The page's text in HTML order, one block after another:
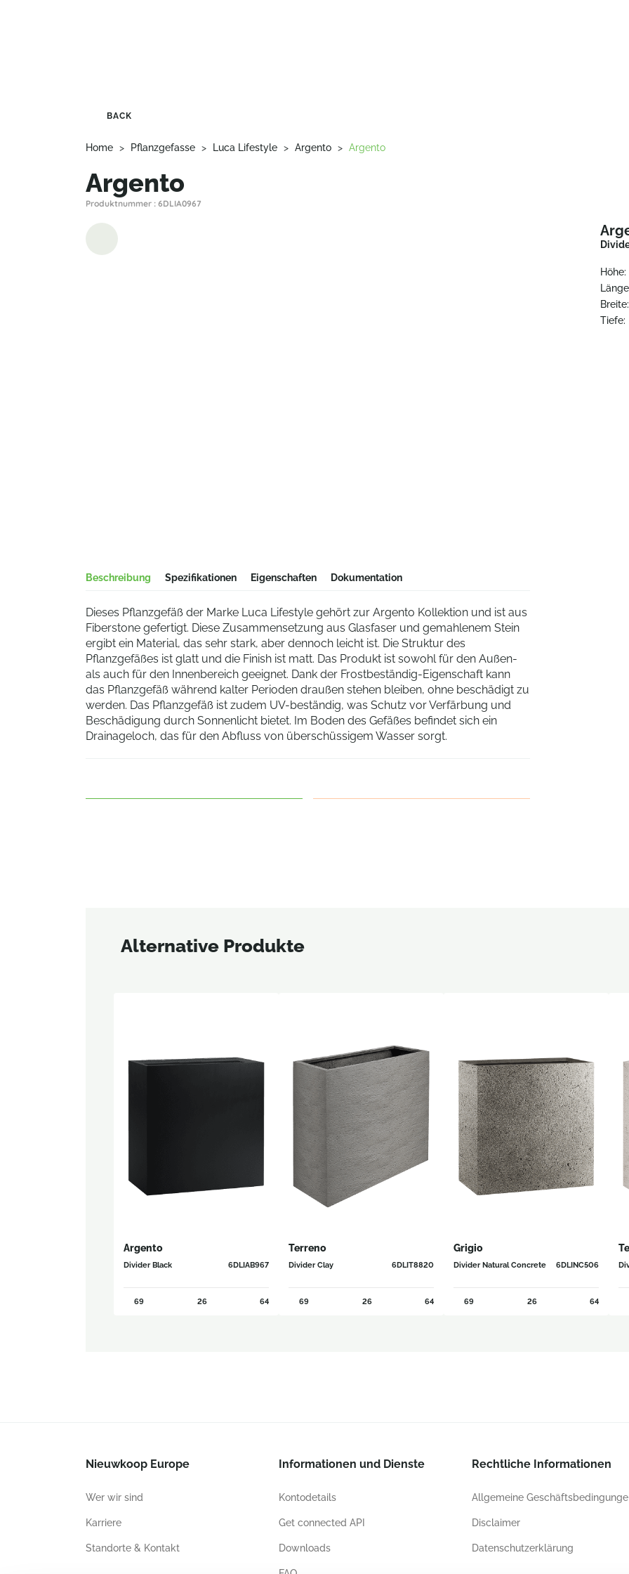
BACK
Home > Pflanzgefasse > Luca Lifestyle > Argento > Argento
Argento
Produktnummer : 6DLIA0967
Beschreibung Spezifikationen Eigenschaften Dokumentation
Dieses Pflanzgefäß der Marke Luca Lifestyle gehört zur Argento Kollektion und ist aus
Fiberstone gefertigt. Diese Zusammensetzung aus Glasfaser und gemahlenem Stein
ergibt ein Material, das sehr stark, aber dennoch leicht ist. Die Struktur des
Pflanzgefäßes ist glatt und die Finish ist matt. Das Produkt ist sowohl für den Außen-
als auch für den Innenbereich geeignet. Dank der Frostbeständig-Eigenschaft kann
das Pflanzgefäß während kalter Perioden draußen stehen bleiben, ohne beschädigt zu
werden. Das Pflanzgefäß ist zudem UV-beständig, was Schutz vor Verfärbung und
Beschädigung durch Sonnenlicht bietet. Im Boden des Gefäßes befindet sich ein
Drainageloch, das für den Abfluss von überschüssigem Wasser sorgt.
Höhe:
Breite:
Tiefe:
Alternative Produkte
Argento
Divider Black 6DLIAB967
69 26 64
Terreno
Divider Clay 6DLIT8820
69 26 64
Grigio
Divider Natural Concrete 6DLINC506
69 26 64
Nieuwkoop Europe
Wer wir sind
Karriere
Standorte & Kontakt
Informationen und Dienste
Kontodetails
Get connected API
Downloads
Rechtliche Informationen
Allgemeine
Disclaimer
Datenschutzerklärung